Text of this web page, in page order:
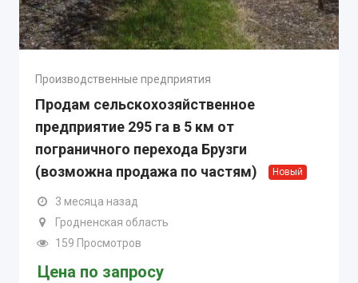
Производственные предприятия
Продам сельскохозяйственное
предприятие 295 гa в 5 км от
пограничного перехода Брузги
(возможна продажа по частям)
Новый
3 месяца назад
Гродненская область
159 Просмотров
Цена по запросу